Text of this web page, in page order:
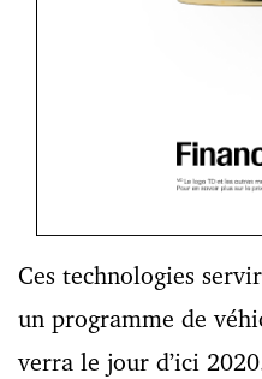
Ces technologies
un programme de
verra le jour d’ici